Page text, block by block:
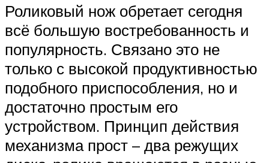
Роликовый нож обретает сегодня
всё большую востребованность и
популярность. Связано это не
только с высокой продуктивностью
подобного приспособления, но и
достаточно простым его
устройством. Принцип действия
механизма прост – два режущих